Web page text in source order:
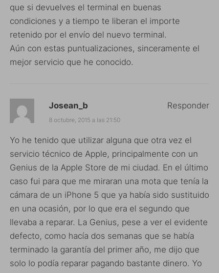
que si devuelves el terminal en buenas
condiciones y a tiempo te liberan el importe
retenido por el envío del nuevo terminal.
Aún con estas puntualizaciones, sinceramente el
mejor servicio que he conocido.
Josean_b
8 octubre, 2015 a las 21:50
Yo he tenido que utilizar alguna que otra vez el
servicio técnico de Apple, principalmente con un
Genius de la Apple Store de mi ciudad. En el último
caso fui para que me miraran una mota que tenía la
cámara de un iPhone 5 que ya había sido sustituido
en una ocasión, por lo que era el segundo que
llevaba a reparar. La Genius, pese a ver el evidente
defecto, como hacía dos semanas que se había
terminado la garantía del primer año, me dijo que
solo lo podía reparar pagando bastante dinero. Yo
Responder